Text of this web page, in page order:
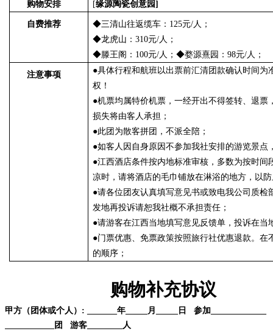
购物安排 [缘源陶瓷创意园]
自费推荐 ◆三清山往返缆车：125元/人；
◆龙虎山：310元/人 ；
◆滕王阁： 100元/人 ；◆婺源熹园：98元/人；
注意事项 ●具体行程和航班以出票前汇清团款确认时间
权！
●机票均属特价机票，一经开出不得签转、退
损失将由客人承担；
●此团为散客拼团，不派全陪；
●如客人因自身原因不参加我社安排的游览景
●江西酒店条件按内地标准审核，多数为按时
凉时，请将酒店的毛巾铺放在淋浴的地方，以
●请各位团友认真填写意见书或致电我公司质检
发地再投诉请恕我社概不承担责任 ；
●请游客在江西当地填写意见反馈单，投诉在当
●门票优惠、免票政策按照旅行社优惠退款。
的顺序 ；
购物补充协议
甲方（团体或个人）: _______年__ _月___ _日 参加_________
______团 游客
__人